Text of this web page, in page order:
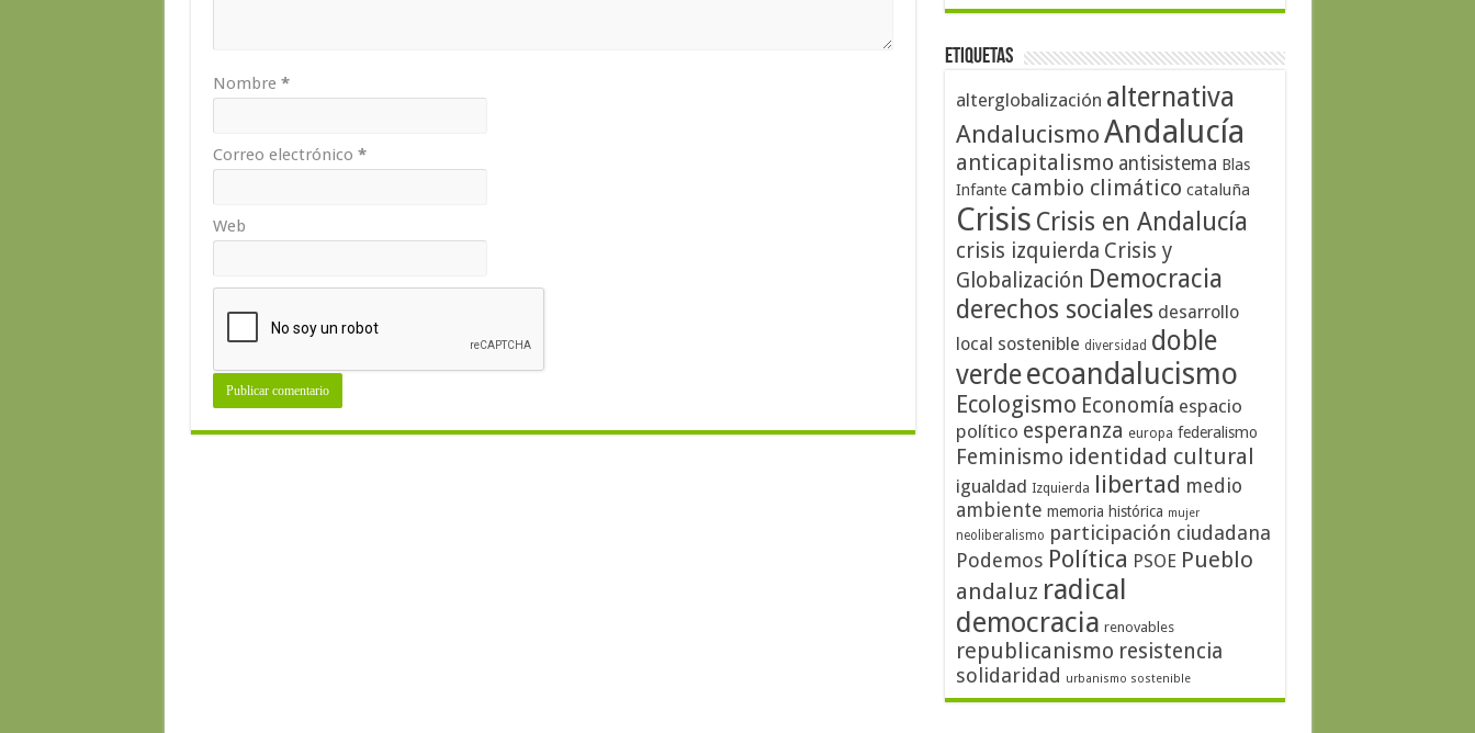
Nombre *
Correo electrónico *
Web
Etiquetas
alterglobalización alternativa
AndalucismoAndalucía
anticapitalismo antisistema Blas
Infante cambio climático cataluña
Crisis Crisis en Andalucía
crisis izquierda Crisis y
Globalización Democracia
derechos sociales desarrollo
local sostenible diversidad doble
verdeecoandalucismo
Ecologismo Economía espacio
político esperanza europa federalismo
Feminismo identidad cultural
igualdad Izquierda libertad medio
ambiente memoria histórica mujer
neoliberalismo participación ciudadana
Podemos Política PSOE Pueblo
andaluz radical
democracia renovables
republicanismo resistencia
solidaridad urbanismo sostenible